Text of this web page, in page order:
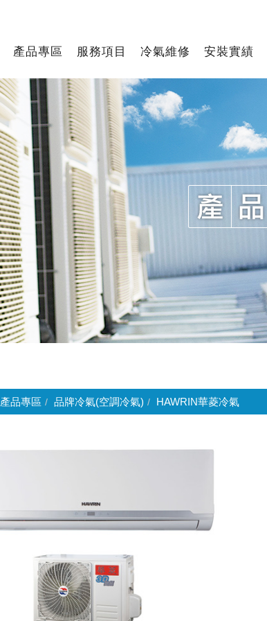
產品專區 服務項目 冷氣維修 安裝實績
產品專區 品牌冷氣(空調冷氣) HAWRIN華菱冷氣